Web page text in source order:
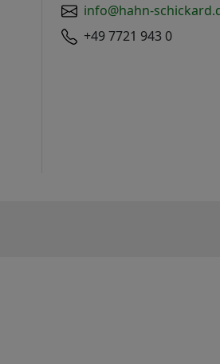
info@hahn-
+49 7721 943 0